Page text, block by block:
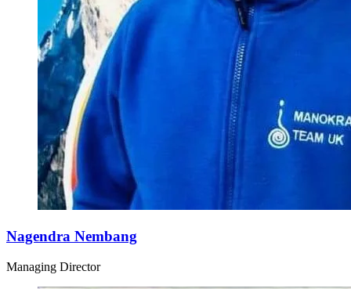
Nagendra Nembang
Managing Director